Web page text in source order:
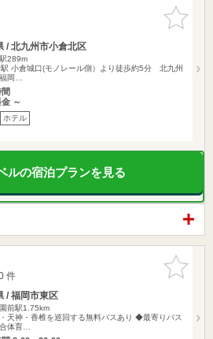
お気に入
りに追加
/ 北九州市小倉北区
289m
小倉城口(モノレール側）より徒歩約5分 北九州
岡…
～
ホテル
ルの宿泊プランを見る
お気に入
りに追加
件
/ 福岡市東区
前駅1.75km
天神・香椎を巡回する無料バスあり ◆最寄りバス
体育…